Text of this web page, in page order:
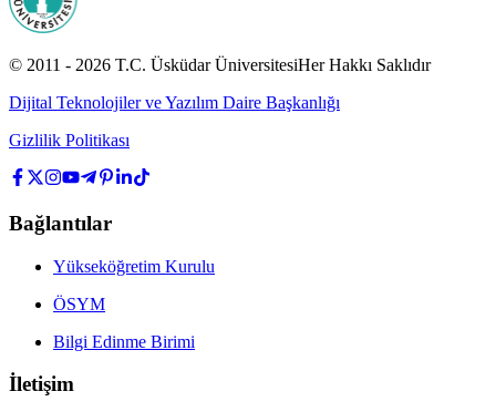
© 2011 - 2026 T.C. Üsküdar ÜniversitesiHer Hakkı Saklıdır
Dijital Teknolojiler ve Yazılım Daire Başkanlığı
Gizlilik Politikası
Bağlantılar
Yükseköğretim Kurulu
ÖSYM
Bilgi Edinme Birimi
İletişim